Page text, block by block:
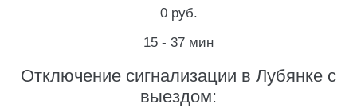
0 руб.
15 - 37 мин
Отключение сигнализации в Лубянке с
выездом: